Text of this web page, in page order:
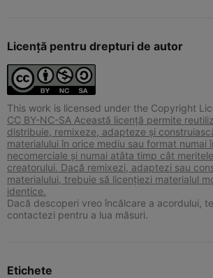
Licență pentru drepturi de autor
This work is licensed under the Copyright
CC BY-NC-SA Această licență permite
distribuie, remixeze, adapteze și
materialului în orice mediu sau format numai
necomerciale și numai atâta timp cât
creatorului. Dacă remixezi, adaptezi sau
materialului, trebuie să licențiezi materialul
identice.
Dacă descoperi vreo încălcare a acordului,
contactezi pentru a lua măsuri.
Etichete